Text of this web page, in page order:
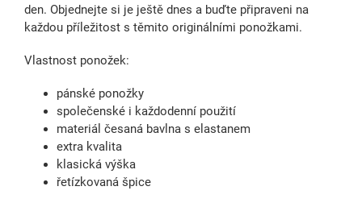
den. Objednejte si je ještě dnes a buďte připraveni na
každou příležitost s těmito originálními ponožkami.
Vlastnost ponožek:
pánské ponožky
společenské i každodenní použití
materiál česaná bavlna s elastanem
extra kvalita
klasická výška
řetízkovaná špice